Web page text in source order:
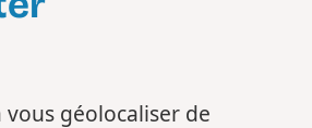
vous géolocaliser de